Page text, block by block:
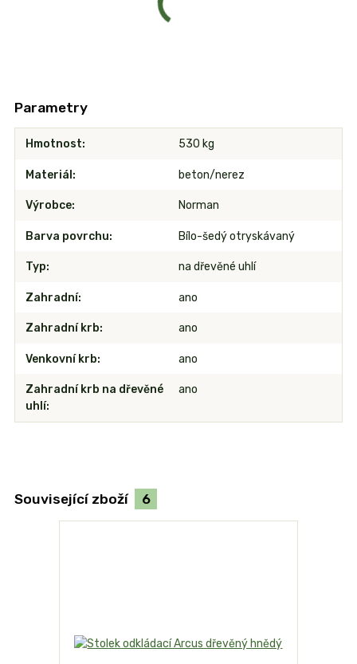
Parametry
Hmotnost 530 kg
Materiál beton/nerez
Výrobce Norman
Barva povrchu Bílo-šedý otryskávaný
Typ na dřevěné uhlí
Zahradní ano
Zahradní krb ano
Venkovní krb ano
Zahradní krb na dřevěné
uhlí
ano
Související zboží 6